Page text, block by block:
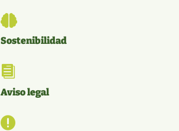

Sostenibilidad

Aviso legal
